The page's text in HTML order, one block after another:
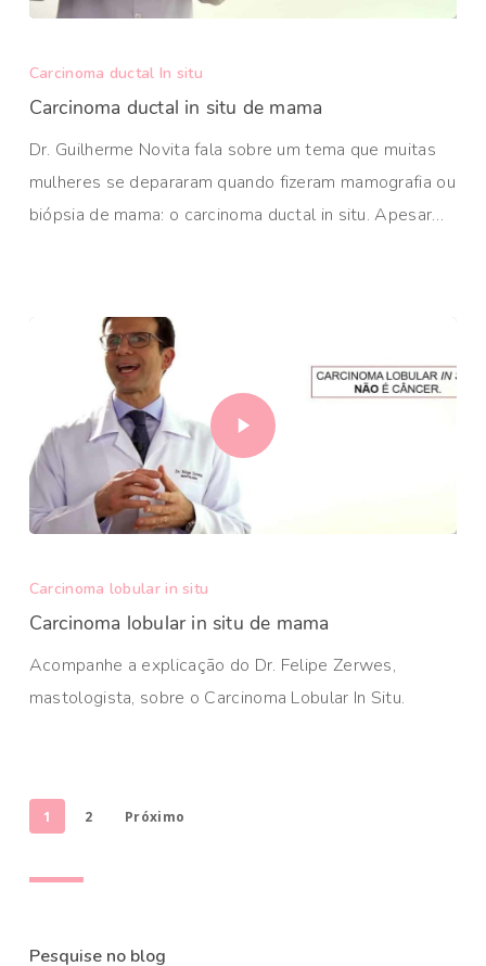
Carcinoma ductal In situ
Carcinoma ductal in situ de mama
Dr. Guilherme Novita fala sobre um tema que muitas
mulheres se depararam quando fizeram mamografia ou
biópsia de mama: o carcinoma ductal in situ. Apesar…
Carcinoma lobular in situ
Carcinoma lobular in situ de mama
Acompanhe a explicação do Dr. Felipe Zerwes,
mastologista, sobre o Carcinoma Lobular In Situ.
1 2 Próximo
Pesquise no blog